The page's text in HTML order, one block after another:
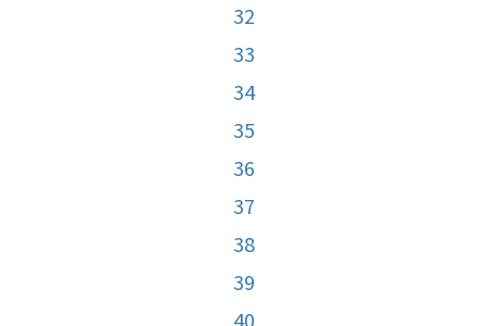
32
33
34
35
36
37
38
39
40